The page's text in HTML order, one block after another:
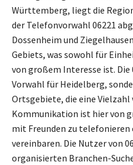
Württemberg, liegt die
der Telefonvorwahl 06221
Dossenheim und
Gebiets, was sowohl für
von großem Interesse ist. Die
Vorwahl für Heidelberg,
Ortsgebiete, die eine
Kommunikation ist hier von
mit Freunden zu
vereinbaren. Die Nutzer von
organisierten Branchen-